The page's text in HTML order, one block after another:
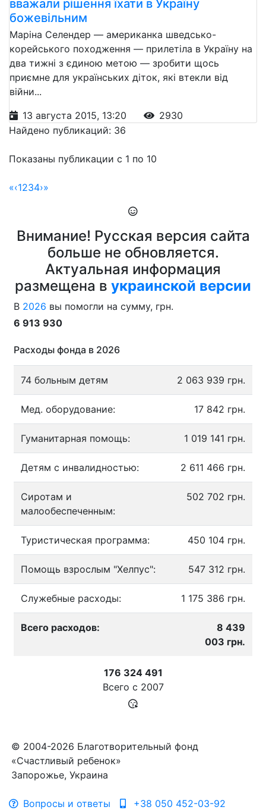
вважали рішення їхати в Україну
божевільним
Маріна Селендер — американка шведсько-
корейського походження — прилетіла в Україну на
два тижні з єдиною метою — зробити щось
приємне для українських діток, які втекли від
війни...
13 августа 2015, 13:20
2930
Найдено публикаций: 36
Показаны публикации с 1 по 10
«‹1234›»
Внимание! Русская версия сайта
больше не обновляется.
Актуальная информация
размещена в украинской версии
В 2026 вы помогли на сумму, грн.
6 913 930
Расходы фонда в 2026
74 больным детям 2 063 939 грн.
Мед. оборудование: 17 842 грн.
Гуманитарная помощь: 1 019 141 грн.
Детям с инвалидностью: 2 611 466 грн.
Сиротам и
малообеспеченным:
502 702 грн.
Туристическая программа: 450 104 грн.
Помощь взрослым "Хелпус": 547 312 грн.
Служебные расходы: 1 175 386 грн.
Всего расходов:
8 439
003 грн.
176 324 491
Всего с 2007
© 2004-2026 Благотворительный фонд
«Счастливый ребенок»
Запорожье, Украина
Вопросы и ответы +38 050 452-03-92